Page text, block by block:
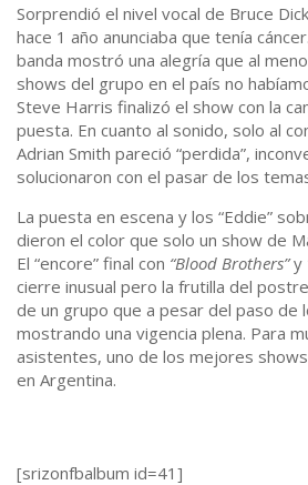
Sorprendió el nivel vocal de Bruce
hace 1 año anunciaba que tenía
banda mostró una alegría que al
shows del grupo en el país no
Steve Harris finalizó el show con la
puesta. En cuanto al sonido, solo al
Adrian Smith pareció “perdida”,
solucionaron con el pasar de los
La puesta en escena y los “Eddie”
dieron el color que solo un show de
El “encore” final con “Blood Brothers”y
cierre inusual pero la frutilla del
de un grupo que a pesar del paso de
mostrando una vigencia plena. Para
asistentes, uno de los mejores
en Argentina.
[srizonfbalbum id=41]